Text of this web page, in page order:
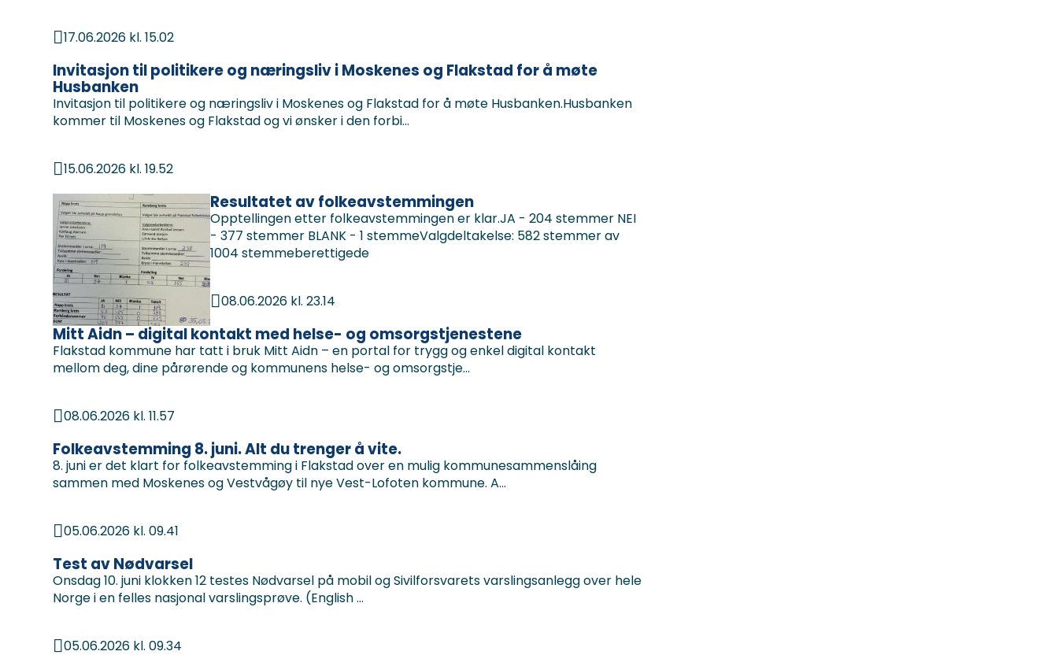
Publisert
17.06.2026 kl. 15.02
Invitasjon til politikere og næringsliv i Moskenes og Flakstad for å møte
Husbanken
Invitasjon til politikere og næringsliv i Moskenes og Flakstad for å møte Husbanken.Husbanken
kommer til Moskenes og Flakstad og vi ønsker i den forbi...
Publisert
15.06.2026 kl. 19.52
Resultatet av folkeavstemmingen
Opptellingen etter folkeavstemmingen er klar.JA - 204 stemmer NEI
- 377 stemmer BLANK - 1 stemmeValgdeltakelse: 582 stemmer av
1004 stemmeberettigede
Publisert
08.06.2026 kl. 23.14
Mitt Aidn – digital kontakt med helse- og omsorgstjenestene
Flakstad kommune har tatt i bruk Mitt Aidn – en portal for trygg og enkel digital kontakt
mellom deg, dine pårørende og kommunens helse- og omsorgstje...
Publisert
08.06.2026 kl. 11.57
Folkeavstemming 8. juni. Alt du trenger å vite.
8. juni er det klart for folkeavstemming i Flakstad over en mulig kommunesammenslåing
sammen med Moskenes og Vestvågøy til nye Vest-Lofoten kommune. A...
Publisert
05.06.2026 kl. 09.41
Test av Nødvarsel
Onsdag 10. juni klokken 12 testes Nødvarsel på mobil og Sivilforsvarets varslingsanlegg over hele
Norge i en felles nasjonal varslingsprøve. (English ...
Publisert
05.06.2026 kl. 09.34